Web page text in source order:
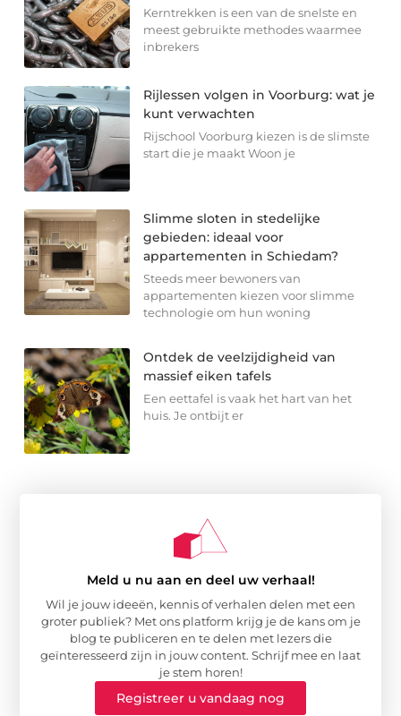
Kerntrekken is een van de snelste en
meest gebruikte methodes waarmee
inbrekers
Rijlessen volgen in Voorburg: wat je
kunt verwachten
Rijschool Voorburg kiezen is de slimste
start die je maakt Woon je
Slimme sloten in stedelijke
gebieden: ideaal voor
appartementen in Schiedam?
Steeds meer bewoners van
appartementen kiezen voor slimme
technologie om hun woning
Ontdek de veelzijdigheid van
massief eiken tafels
Een eettafel is vaak het hart van het
huis. Je ontbijt er
Meld u nu aan en deel uw verhaal!
Wil je jouw ideeën, kennis of verhalen delen met een
groter publiek? Met ons platform krijg je de kans om je
blog te publiceren en te delen met lezers die
geïnteresseerd zijn in jouw content. Schrijf mee en laat
je stem horen!
Registreer u vandaag nog